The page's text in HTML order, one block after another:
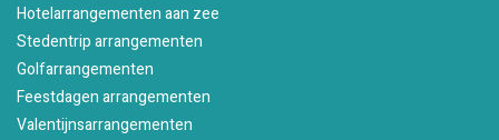
Hotelarrangementen aan zee
Stedentrip arrangementen
Golfarrangementen
Feestdagen arrangementen
Valentijnsarrangementen